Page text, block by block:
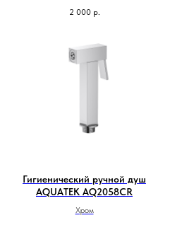
2 000 р.
Гигиенический ручной душ
AQUATEK AQ2058CR
Хром